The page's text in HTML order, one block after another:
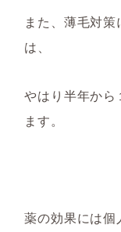
また、薄毛対
は、
やはり 半年から
ます。
薬の効果には個